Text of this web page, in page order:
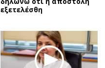
εξετελέσθη